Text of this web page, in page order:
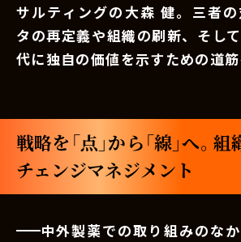
サルティングの大森 健。三者
タの再定義や組織の刷新、そし
代に独自の価値を示すための道筋
戦略を「点」から「線」へ。
チェンジマネジメント
中外製薬での取り組みのな